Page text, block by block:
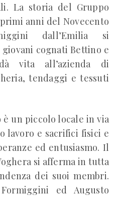
La storia del Gruppo
anni del Novecento
dall’Emilia si
cognati Bettino e
vita all’azienda di
tendaggi e tessuti
un piccolo locale in via
lavoro e sacrifici fisici e
ed entusiasmo. Il
si afferma in tutta
dei suoi membri.
ed Augusto